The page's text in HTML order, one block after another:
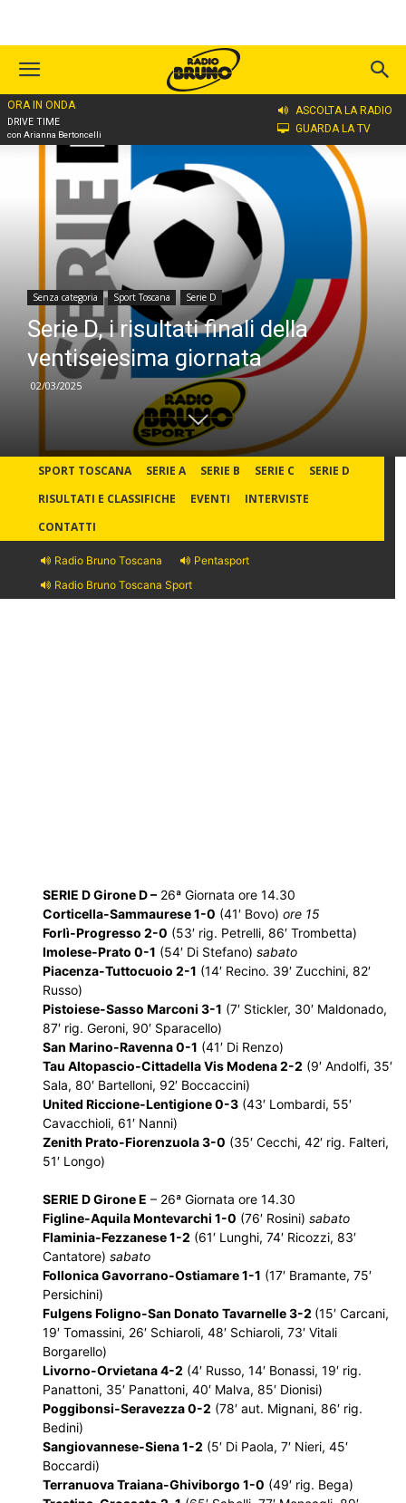
ORA IN ONDA
DRIVE TIME
con Arianna Bertoncelli
ASCOLTA LA RADIO
GUARDA LA TV
Home
Senza categoria Sport Toscana Serie D
Serie D, i risultati finali della
ventiseiesima giornata
02/03/2025
SPORT TOSCANA SERIE A SERIE B SERIE C
SERIE D
RISULTATI E CLASSIFICHE
EVENTI
INTERVISTE
CONTATTI
Radio Bruno Toscana
Pentasport
Radio Bruno Toscana Sport
SERIE D Girone D – 26ª Giornata ore 14.30
Corticella-Sammaurese 1-0 (41′ Bovo) ore 15
Forlì-Progresso 2-0 (53′ rig. Petrelli, 86′ Trombetta)
Imolese-Prato 0-1 (54′ Di Stefano) sabato
Piacenza-Tuttocuoio 2-1 (14′ Recino. 39′ Zucchini, 82′
Russo)
Pistoiese-Sasso Marconi 3-1 (7′ Stickler, 30′ Maldonado,
87′ rig. Geroni, 90′ Sparacello)
San Marino-Ravenna 0-1 (41′ Di Renzo)
Tau Altopascio-Cittadella Vis Modena 2-2 (9′ Andolfi, 35′
Sala, 80′ Bartelloni, 92′ Boccaccini)
United Riccione-Lentigione 0-3 (43′ Lombardi, 55′
Cavacchioli, 61′ Nanni)
Zenith Prato-Fiorenzuola 3-0 (35′ Cecchi, 42′ rig. Falteri,
51′ Longo)
SERIE D Girone E – 26ª Giornata ore 14.30
Figline-Aquila Montevarchi 1-0 (76′ Rosini) sabato
Flaminia-Fezzanese 1-2 (61′ Lunghi, 74′ Ricozzi, 83′
Cantatore) sabato
Follonica Gavorrano-Ostiamare 1-1 (17′ Bramante, 75′
Persichini)
Fulgens Foligno-San Donato Tavarnelle 3-2 (15′ Carcani,
19′ Tomassini, 26′ Schiaroli, 48′ Schiaroli, 73′ Vitali
Borgarello)
Livorno-Orvietana 4-2 (4′ Russo, 14′ Bonassi, 19′ rig.
Panattoni, 35′ Panattoni, 40′ Malva, 85′ Dionisi)
Poggibonsi-Seravezza 0-2 (78′ aut. Mignani, 86′ rig.
Bedini)
Sangiovannese-Siena 1-2 (5′ Di Paola, 7′ Nieri, 45′
Boccardi)
Terranuova Traiana-Ghiviborgo 1-0 (49′ rig. Bega)